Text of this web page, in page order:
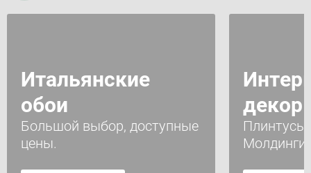
Итальянские
обои
Большой выбор, доступные
цены.
декор
Молдинги